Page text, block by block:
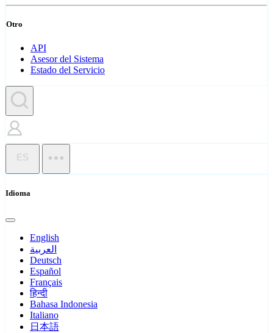
Otro
API
Asesor del Sistema
Estado del Servicio
ES
Idioma
English
العربية
Deutsch
Español
Français
हिन्दी
Bahasa Indonesia
Italiano
日本語